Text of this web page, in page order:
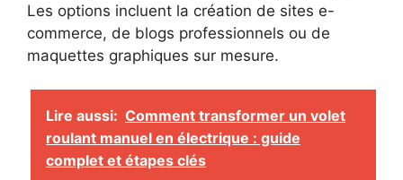
Les options incluent la création de sites e-
commerce, de blogs professionnels ou de
maquettes graphiques sur mesure.
Lire aussi: Comment transformer un volet
roulant manuel en électrique : guide
complet et étapes clés